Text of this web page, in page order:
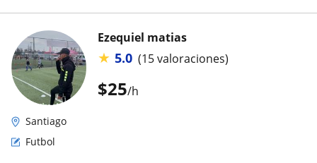
$25/h
Ezequiel matias
★ 5.0 (15 valoraciones)
Santiago
Futbol